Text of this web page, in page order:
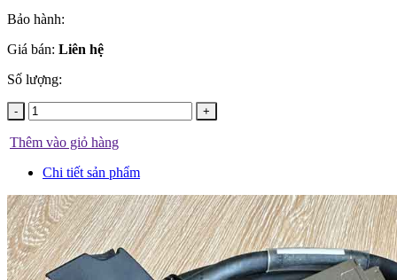
Bảo hành:
Giá bán: Liên hệ
Số lượng:
- +
Thêm vào giỏ hàng
Chi tiết sản phẩm